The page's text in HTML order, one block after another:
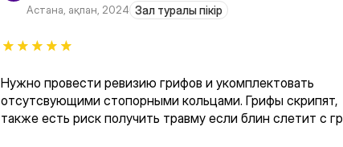
Астана, ақпан, 2024 Зал туралы пікір
Нужно провести ревизию грифов и укомплектовать
отсутсвующими стопорными кольцами. Грифы скрипят,
также есть риск получить травму если блин слетит с